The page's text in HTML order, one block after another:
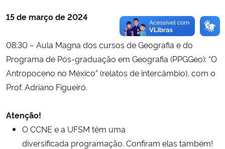
15 de março de 2024
08:30 – Aula Magna dos cursos de Geografia e do
Programa de Pós-graduação em Geografia (PPGGeo): “O
Antropoceno no México” (relatos de intercâmbio), com o
Prof. Adriano Figueiró.
Atenção!
O CCNE e a UFSM têm uma
diversificada programação. Confiram elas também!